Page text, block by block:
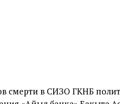
смерти в СИЗО ГКНБ